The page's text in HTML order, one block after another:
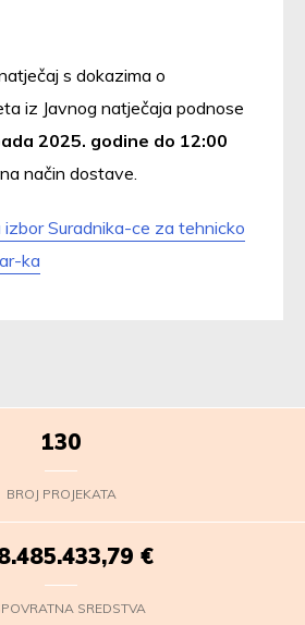
s dokazima o
iz Javnog natječaja podnose
2025. godine do 12:00
način dostave.
izbor Suradnika-ce za tehnicko
ka
130
BROJ PROJEKATA
€
SREDSTVA